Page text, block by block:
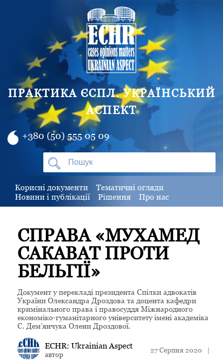
ПРАКТИКА ЄСПЛ. УКРАЇНСЬКИЙ
АСПЕКТ
+380 (50) 555 05 09
Корисні документи
Тематичні огляди
Новини і публікації
Рішення Про нас
СПРАВА «МУХАМЕД
САКАВАТ ПРОТИ
БЕЛЬГІЇ»
Документ у перекладі президента Спілки адвокатів
України Олександра Дроздова та доцента кафедри
кримінального права і правосуддя Міжнародного
економіко-гуманітарного університету імені академіка
С. Дем’янчука Олени Дроздової.
ECHR: Ukrainian Aspect
автор
27 Серпня 2020 |